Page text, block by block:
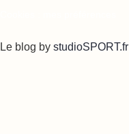
Le blog by studioSPORT.fr